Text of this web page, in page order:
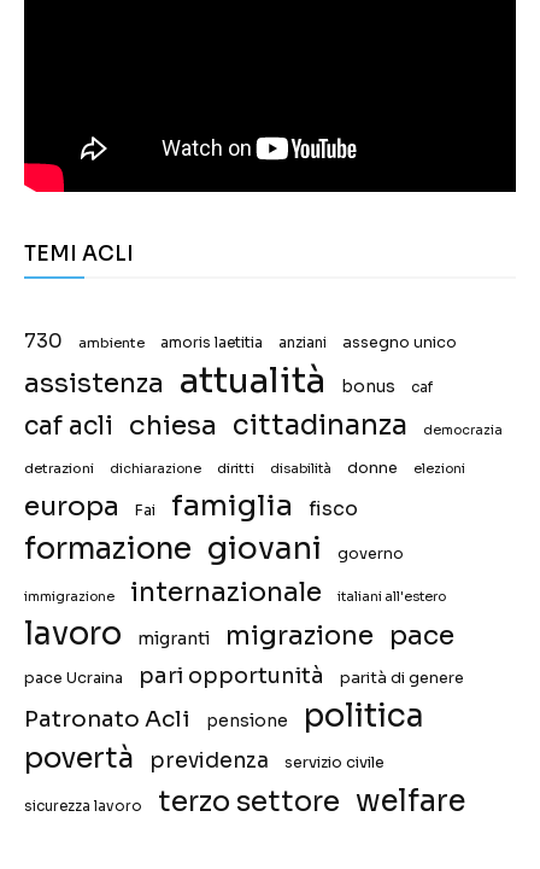
TEMI ACLI
730 ambiente amoris laetitia anziani assegno unico
assistenza attualità bonus caf
caf acli chiesa cittadinanza democrazia
detrazioni dichiarazione diritti disabilità donne elezioni
europa Fai famiglia fisco
formazione giovani governo
immigrazione internazionale italiani all'estero
lavoro migranti migrazione pace
pace Ucraina pari opportunità parità di genere
Patronato Acli pensione politica
povertà previdenza servizio civile
sicurezza lavoro terzo settore welfare